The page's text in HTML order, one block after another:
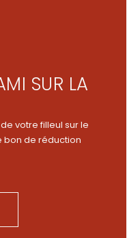
SUR LA
votre filleul sur le
bon de réduction